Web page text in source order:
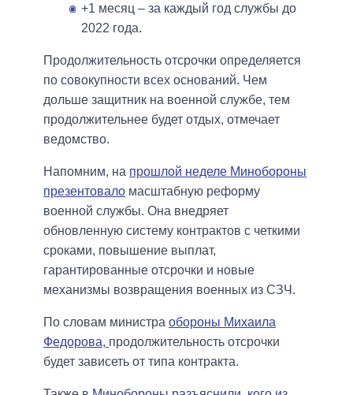
+1 месяц – за каждый год службы до
2022 года.
Продолжительность отсрочки определяется
по совокупности всех оснований. Чем
дольше защитник на военной службе, тем
продолжительнее будет отдых, отмечает
ведомство.
Напомним, на прошлой неделе Минобороны
презентовало масштабную реформу
военной службы. Она внедряет
обновленную систему контрактов с четкими
сроками, повышение выплат,
гарантированные отсрочки и новые
механизмы возвращения военных из СЗЧ.
По словам министра обороны Михаила
Федорова, продолжительность отсрочки
будет зависеть от типа контракта.